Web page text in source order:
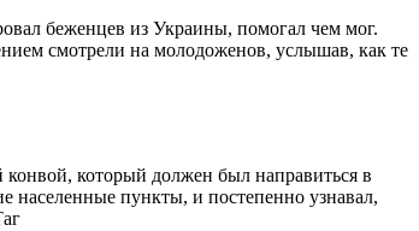
беженцев из Украины, помогал чем мог.
смотрели на молодоженов, услышав, как те
который должен был направиться в
населенные пункты, и постепенно узнавал,